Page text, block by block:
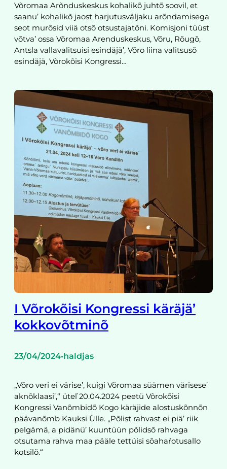
Võromaa Arõnduskeskus kohalikõ juhtõ soovil, et
saanu’ kohalikõ jaost harjutusväljaku arõndamisega
seot murõsid viiä otsõ otsustajatõni. Komisjoni tüüst
võtva’ ossa Võromaa Arenduskeskus, Võru, Rõugõ,
Antsla vallavalitsuisi esindäjä’, Võro liina valitsusõ
esindäjä, Võrokõisi Kongressi…
I Võrokõisi Kongressi käräjä’
kokkovõtminõ
23/04/2024•haldjas
„Võro veri ei värise’, kuigi Võromaa süämen värisese’
aknõklaasi’,“ üteľ 20.04.2024 peetü Võrokõisi
Kongressi Vanõmbidõ Kogo käräjide alostuskõnnõn
päävanõmb Kauksi Ülle. „Põlist rahvast ei piä’ riik
pelgämä, a pidänü’ kuuntüün põlidsõ rahvaga
otsutama rahva maa pääle tettüisi sõahaŕotusallo
kotsilõ.“